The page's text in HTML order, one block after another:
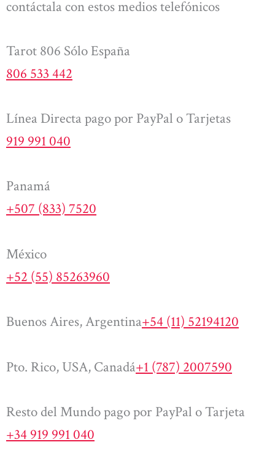
contáctala con estos medios telefónicos
Tarot 806 Sólo España
806 533 442
Línea Directa pago por PayPal o Tarjetas
919 991 040
Panamá
+507 (833) 7520
México
+52 (55) 85263960
Buenos Aires, Argentina+54 (11) 52194120
Pto. Rico, USA, Canadá+1 (787) 2007590
Resto del Mundo pago por PayPal o Tarjeta
+34 919 991 040